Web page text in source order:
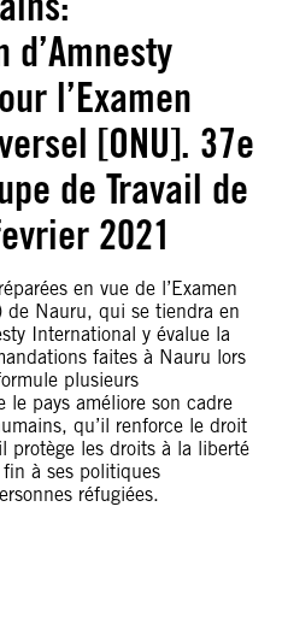
l’Examen
[ONU]. 37e
de Travail de
2021
en vue de l’Examen
de Nauru, qui se tiendra en
International y évalue la
faites à Nauru lors
plusieurs
le pays améliore son cadre
qu’il renforce le droit
protège les droits à la liberté
fin à ses politiques
réfugiées.